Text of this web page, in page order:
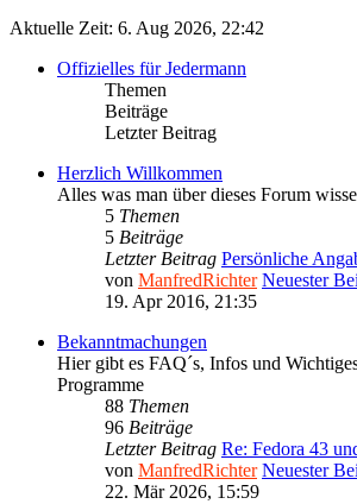
Aktuelle Zeit: 6. Aug 2026, 22:42
Offizielles für Jedermann
Themen
Beiträge
Letzter Beitrag
Herzlich Willkommen
Alles was man über dieses Forum
5 Themen
5 Beiträge
Letzter Beitrag Persönliche
von ManfredRichter Neuester
19. Apr 2016, 21:35
Bekanntmachungen
Hier gibt es FAQ´s, Infos und
Programme
88 Themen
96 Beiträge
Letzter Beitrag Re: Fedora 43
von ManfredRichter Neuester
22. Mär 2026, 15:59